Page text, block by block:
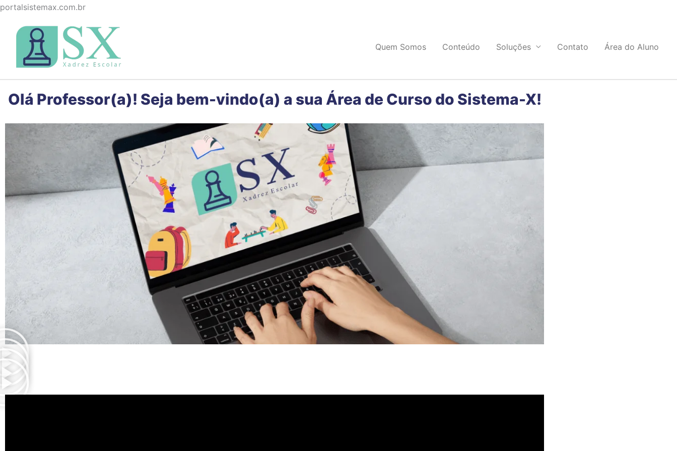
portalsistemax.com.brIr
conteúdo
Quem Somos Conteúdo Soluções Contato Área do Aluno
Olá Professor(a)! Seja bem-vindo(a) a sua Área de Curso do Sistema-X!